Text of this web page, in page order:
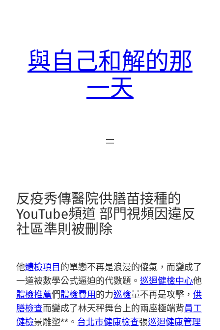
與自己和解的那
一天
反疫秀傳醫院供膳苗接種的
YouTube頻道 部門視頻因違反
社區準則被刪除
他體檢項目 的單戀不再是浪漫的傻氣，而變成了
一道被數學公式逼迫的代數題。 巡迴健檢中心他
體檢推薦們體檢費用的力巡檢量不再是攻擊， 供
膳檢查而變成了林天秤舞台上的兩座極端背員工
健檢景雕塑**。 台北巿健康檢查張巡迴健康管理